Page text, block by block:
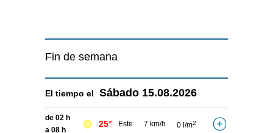
Fin de semana
El tiempo el Sábado 15.08.2026
de 02 h
a 08 h
25° Este 7 km/h 0 l/m2